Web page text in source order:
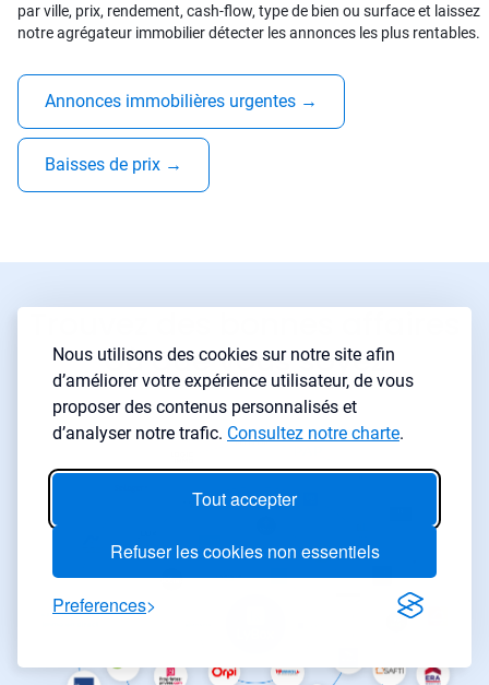
Nous utilisons des cookies sur notre site afin
d’améliorer votre expérience utilisateur, de vous
proposer des contenus personnalisés et
d’analyser notre trafic. Consultez notre charte.
Tout accepter
Refuser les cookies non essentiels
Preferences
par ville, prix, rendement, cash-flow, type de bien ou surface et laissez
notre agrégateur immobilier détecter les annonces les plus rentables.
Annonces immobilières urgentes →
Baisses de prix →
où que vous soyez